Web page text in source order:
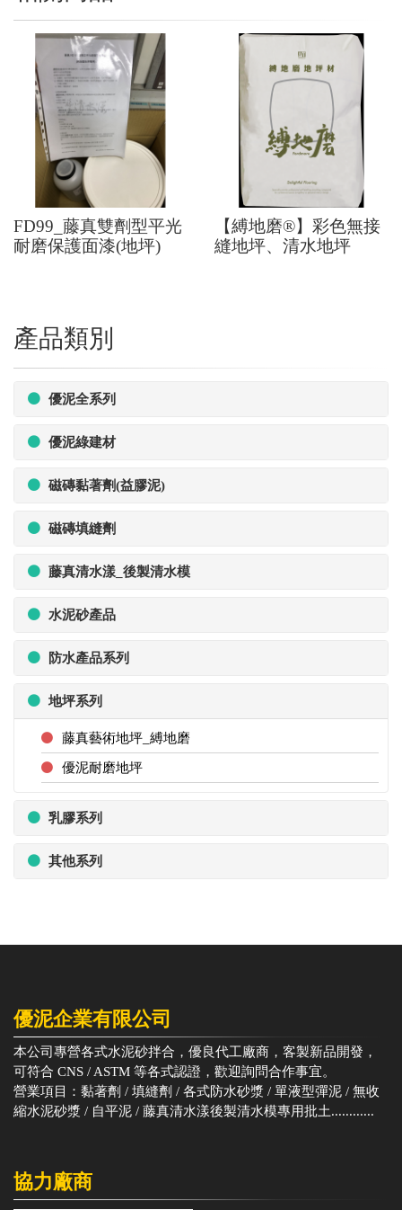
FD99_藤真雙劑型平光
耐磨保護面漆(地坪)
【縛地磨®】彩色無接
縫地坪、清水地坪
產品類別
優泥全系列
優泥綠建材
磁磚黏著劑(益膠泥)
磁磚填縫劑
藤真清水漾_後製清水模
水泥砂產品
防水產品系列
地坪系列
藤真藝術地坪_縛地磨
優泥耐磨地坪
乳膠系列
其他系列
優泥企業有限公司
本公司專營各式水泥砂拌合，優良代工廠商，客製新品開發，
可符合 CNS / ASTM 等各式認證，歡迎詢問合作事宜。
營業項目：黏著劑 / 填縫劑 / 各式防水砂漿 / 單液型彈泥 / 無收
縮水泥砂漿 / 自平泥 / 藤真清水漾後製清水模專用批土............
協力廠商